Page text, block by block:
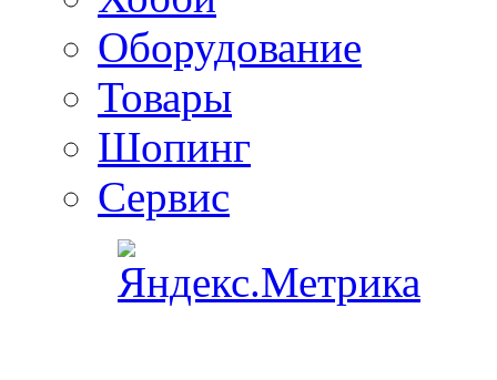
Оборудование
Товары
Шопинг
Сервис